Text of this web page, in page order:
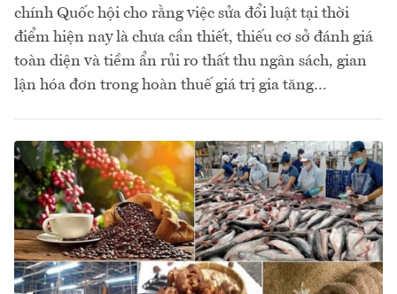
chính Quốc hội cho rằng việc sửa đổi luật tại thời
điểm hiện nay là chưa cần thiết, thiếu cơ sở đánh giá
toàn diện và tiềm ẩn rủi ro thất thu ngân sách, gian
lận hóa đơn trong hoàn thuế giá trị gia tăng…